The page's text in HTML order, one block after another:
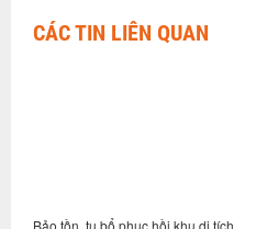
CÁC TIN LIÊN QUAN
Bảo tồn, tu bổ phục hồi khu di tích